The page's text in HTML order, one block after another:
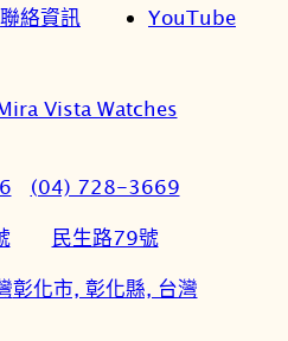
聯絡資訊
YouTube
Vista Watches
(04) 728-3669
民生路79號
彰化市, 彰化縣, 台灣